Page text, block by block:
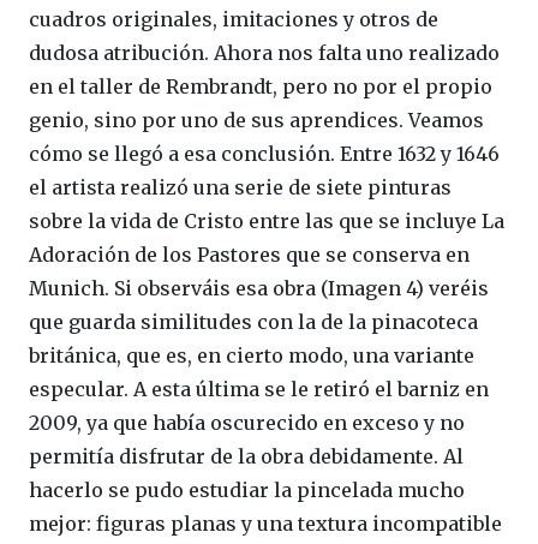
cuadros originales, imitaciones y otros de
dudosa atribución. Ahora nos falta uno realizado
en el taller de Rembrandt, pero no por el propio
genio, sino por uno de sus aprendices. Veamos
cómo se llegó a esa conclusión. Entre 1632 y 1646
el artista realizó una serie de siete pinturas
sobre la vida de Cristo entre las que se incluye La
Adoración de los Pastores que se conserva en
Munich. Si observáis esa obra (Imagen 4) veréis
que guarda similitudes con la de la pinacoteca
británica, que es, en cierto modo, una variante
especular. A esta última se le retiró el barniz en
2009, ya que había oscurecido en exceso y no
permitía disfrutar de la obra debidamente. Al
hacerlo se pudo estudiar la pincelada mucho
mejor: figuras planas y una textura incompatible